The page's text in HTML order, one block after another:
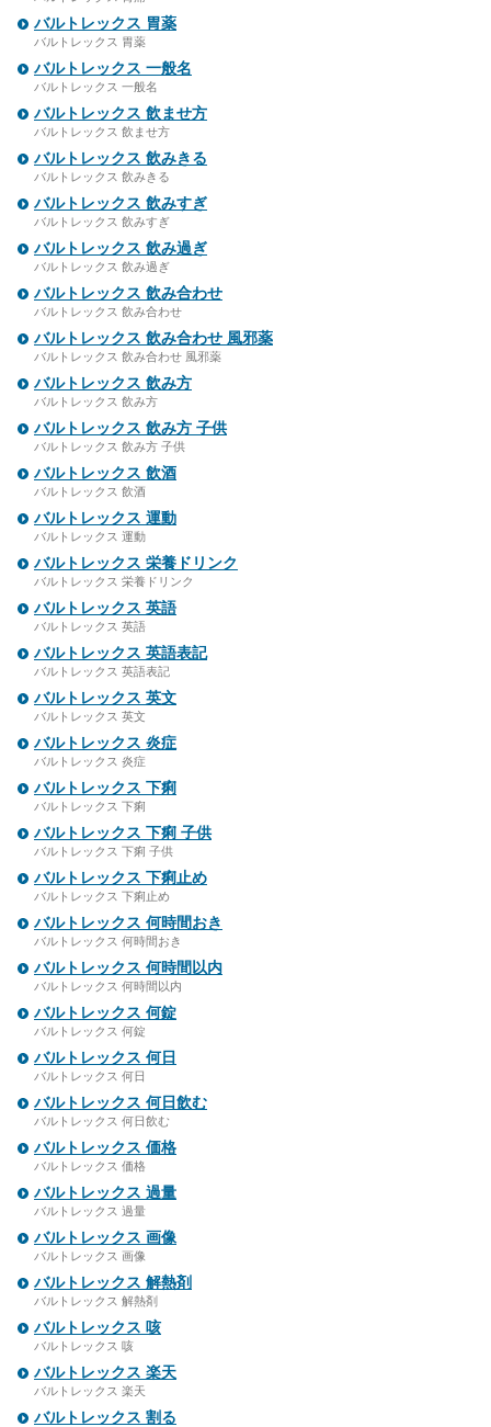
バルトレックス 胃薬
バルトレックス 胃薬
バルトレックス 一般名
バルトレックス 一般名
バルトレックス 飲ませ方
バルトレックス 飲ませ方
バルトレックス 飲みきる
バルトレックス 飲みきる
バルトレックス 飲みすぎ
バルトレックス 飲みすぎ
バルトレックス 飲み過ぎ
バルトレックス 飲み過ぎ
バルトレックス 飲み合わせ
バルトレックス 飲み合わせ
バルトレックス 飲み合わせ 風邪薬
バルトレックス 飲み合わせ 風邪薬
バルトレックス 飲み方
バルトレックス 飲み方
バルトレックス 飲み方 子供
バルトレックス 飲み方 子供
バルトレックス 飲酒
バルトレックス 飲酒
バルトレックス 運動
バルトレックス 運動
バルトレックス 栄養ドリンク
バルトレックス 栄養ドリンク
バルトレックス 英語
バルトレックス 英語
バルトレックス 英語表記
バルトレックス 英語表記
バルトレックス 英文
バルトレックス 英文
バルトレックス 炎症
バルトレックス 炎症
バルトレックス 下痢
バルトレックス 下痢
バルトレックス 下痢 子供
バルトレックス 下痢 子供
バルトレックス 下痢止め
バルトレックス 下痢止め
バルトレックス 何時間おき
バルトレックス 何時間おき
バルトレックス 何時間以内
バルトレックス 何時間以内
バルトレックス 何錠
バルトレックス 何錠
バルトレックス 何日
バルトレックス 何日
バルトレックス 何日飲む
バルトレックス 何日飲む
バルトレックス 価格
バルトレックス 価格
バルトレックス 過量
バルトレックス 過量
バルトレックス 画像
バルトレックス 画像
バルトレックス 解熱剤
バルトレックス 解熱剤
バルトレックス 咳
バルトレックス 咳
バルトレックス 楽天
バルトレックス 楽天
バルトレックス 割る